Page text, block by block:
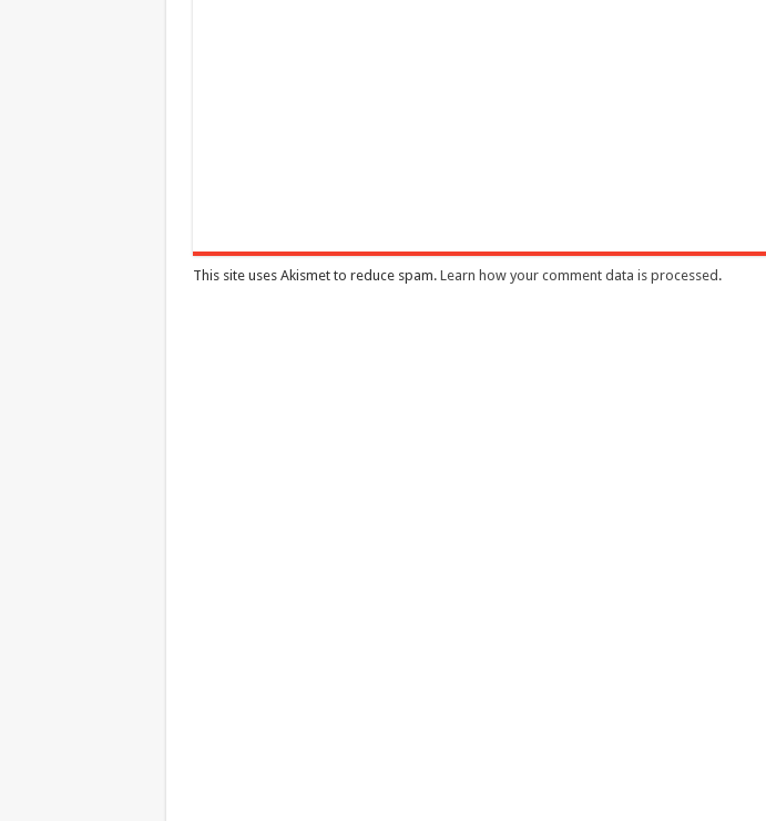
This site uses Akismet to reduce spam. Learn how your comment data is processed .